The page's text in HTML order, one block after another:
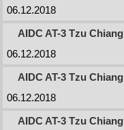
06.12.2018
AIDC AT-3 Tzu Chiang
06.12.2018
AIDC AT-3 Tzu Chiang
06.12.2018
AIDC AT-3 Tzu Chiang